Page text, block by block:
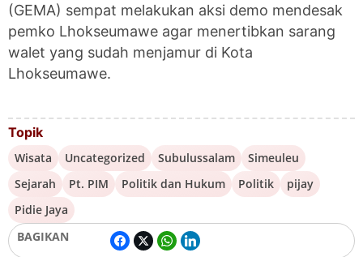
(GEMA) sempat melakukan aksi demo mendesak
pemko Lhokseumawe agar menertibkan sarang
walet yang sudah menjamur di Kota
Lhokseumawe.
Topik
Wisata Uncategorized Subulussalam
Simeuleu
Sejarah
Pt. PIM Politik dan Hukum Politik
pijay
Pidie Jaya
BAGIKAN